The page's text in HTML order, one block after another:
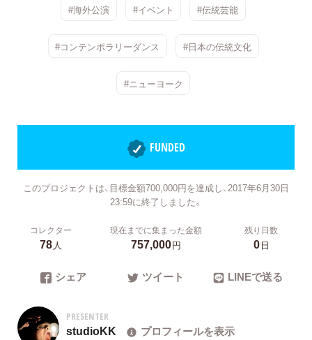
#海外公演 #イベント #伝統芸能
#コンテンポラリーダンス #日本の伝統文化
#ニューヨーク
FUNDED
このプロジェクトは、目標金額700,000円を達成し、2017年6月30日
23:59に終了しました。
コレクター
78人
現在までに集まった金額
757,000円
残り日数
0日
シェア ツイート LINEで送る
PRESENTER
studioKK プロフィールを表示